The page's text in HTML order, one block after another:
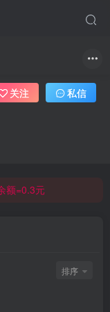
关注 私信
额=0.3元
排序